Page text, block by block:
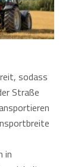
sodass
Straße
in